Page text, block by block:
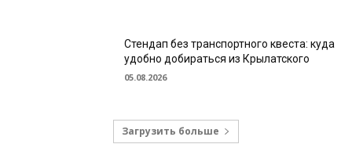
Стендап без транспортного квеста: куда
удобно добираться из Крылатского
05.08.2026
Загрузить больше